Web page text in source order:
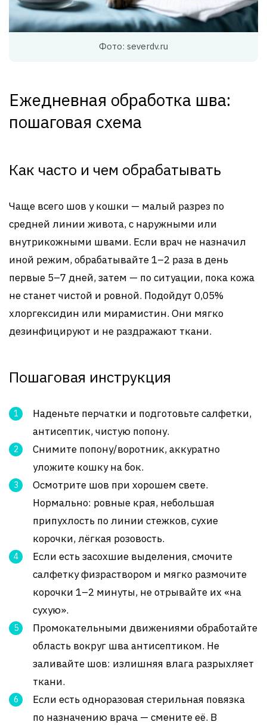
Фото: severdv.ru
Ежедневная обработка шва:
пошаговая схема
Как часто и чем обрабатывать
Чаще всего шов у кошки — малый разрез по
средней линии живота, с наружными или
внутрикожными швами. Если врач не назначил
иной режим, обрабатывайте 1–2 раза в день
первые 5–7 дней, затем — по ситуации, пока кожа
не станет чистой и ровной. Подойдут 0,05%
хлоргексидин или мирамистин. Они мягко
дезинфицируют и не раздражают ткани.
Пошаговая инструкция
Наденьте перчатки и подготовьте салфетки,
антисептик, чистую попону.
Снимите попону/воротник, аккуратно
уложите кошку на бок.
Осмотрите шов при хорошем свете.
Нормально: ровные края, небольшая
припухлость по линии стежков, сухие
корочки, лёгкая розовость.
Если есть засохшие выделения, смочите
салфетку физраствором и мягко размочите
корочки 1–2 минуты, не отрывайте их «на
сухую».
Промокательными движениями обработайте
область вокруг шва антисептиком. Не
заливайте шов: излишняя влага разрыхляет
ткани.
Если есть одноразовая стерильная повязка
по назначению врача — смените её. В